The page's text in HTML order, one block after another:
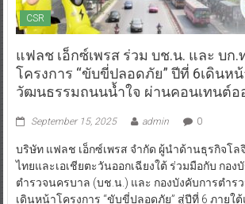
CSR
แฟลช เอ็กซ์เพรส ร่วม บช.น. และ บก.
โครงการ “ขับขี่ปลอดภัย” ปีที่ 6เดินหน้
วัฒนธรรมถนนน้ำใจ ผ่านคอนเทนต์อ
September 15, 2025 admin 0
บริษัท แฟลช เอ็กซ์เพรส จำกัด ผู้นำด้านธุรกิจโล
ไทยและเอเชียตะวันออกเฉียงใต้ ร่วมมือกับ กอง
ตำรวจนครบาล (บช.น.) และ กองบังคับการตำร
เดินหน้าโครงการ “ขับขี่ปลอดภัย” สู่ปีที่ 6 ภายใ